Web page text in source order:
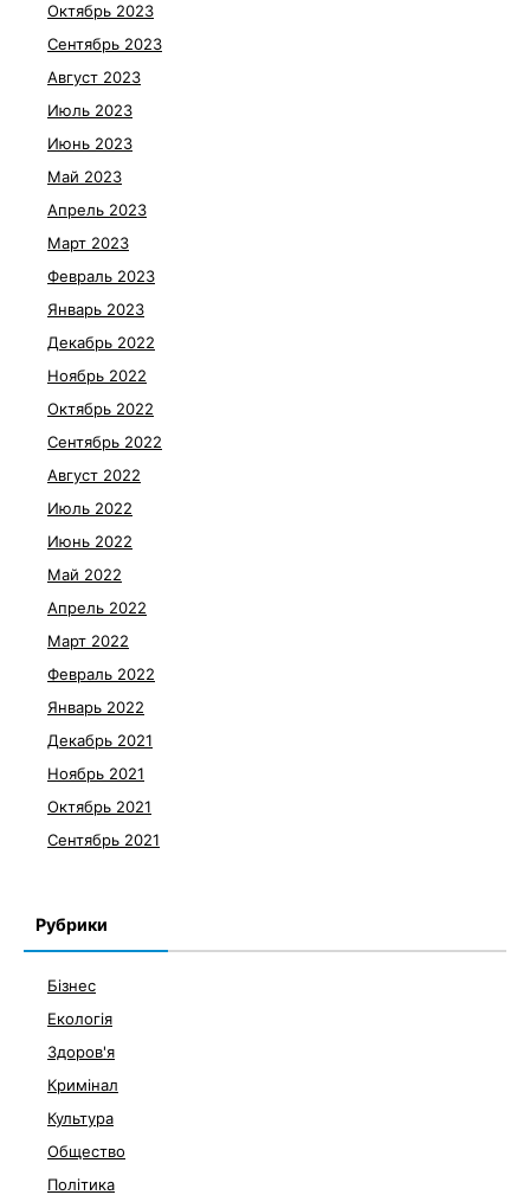
Октябрь 2023
Сентябрь 2023
Август 2023
Июль 2023
Июнь 2023
Май 2023
Апрель 2023
Март 2023
Февраль 2023
Январь 2023
Декабрь 2022
Ноябрь 2022
Октябрь 2022
Сентябрь 2022
Август 2022
Июль 2022
Июнь 2022
Май 2022
Апрель 2022
Март 2022
Февраль 2022
Январь 2022
Декабрь 2021
Ноябрь 2021
Октябрь 2021
Сентябрь 2021
Рубрики
Бізнес
Екологія
Здоров'я
Кримінал
Культура
Общество
Політика